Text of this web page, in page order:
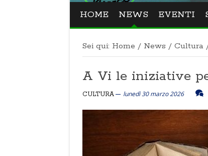
HOME NEWS EVENTI
Sei qui: Home / News / Cultura
A Vi le iniziative
CULTURA lunedì 30 marzo 2026